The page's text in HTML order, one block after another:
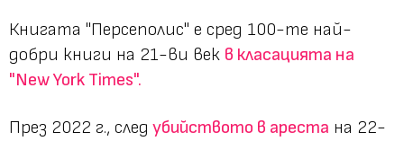
Книгата "Персеполис" е сред 100-те най-
добри книги на 21-ви век в класацията на
"New York Times".
През 2022 г., след убийството в ареста на 22-